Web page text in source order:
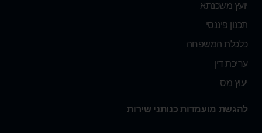
יועץ משכנתא
תכנון פיננסי
כלכלת המשפחה
עריכת דין
יעוץ מס
להגשת מועמדות כנותני שירות